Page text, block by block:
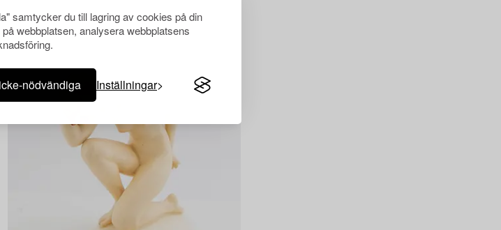
samtycker du till lagring av cookies på din
webbplatsen, analysera webbplatsens
nödvändiga Inställningar